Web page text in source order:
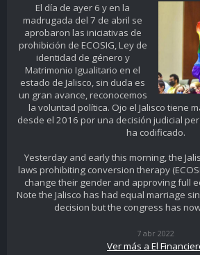
El día de ayer 6 y en la
madrugada del 7 de abril se
aprobaron las iniciativas de
prohibición de ECOSIG, Ley de
identidad de género y
Matrimonio Igualitario en el
estado de Jalisco, sin duda es
un gran avance, reconocemos
la voluntad política. Ojo el Jalisco tiene
desde el 2016 por una decisión judicial
ha codificado.
Yesterday and early this morning, the
laws prohibiting conversion therapy
change their gender and approving full
Note the Jalisco has had equal marriage
decision but the congress has
7 abr 2022
Ver más a El